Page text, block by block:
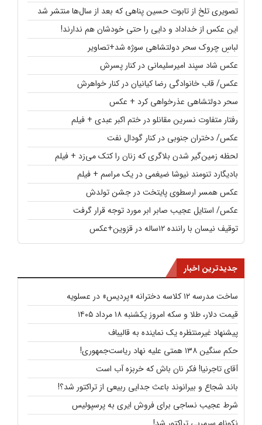
تصویری تلخ از تابوت حسین پناهی که بعد از سال‌ها منتشر شد
این عکس از خداداد و دایی را حتی خودشان هم ندارند!
لباسِ چروک سحر دولتشاهی سوژه شد+تصاویر
عکس شاد سپند امیرسلیمانی در کنار پسرش
عکس/ قاب خانوادگی رضا کیانیان در کنار خواهرش
سحر دولتشاهی عذرخواهی کرد + عکس
رفتار متفاوت نسرین مقانلو در ختم اکبر عبدی + فیلم
عکس/ دختران جنوبی در کنار گودال نفت
لحظه زمین‌گیر شدن بلاگری که زنان را کتک می‌زد + فیلم
بادیگارد تنومند نیوشا ضیغمی در یک مراسم + فیلم
عکس همسر ارسطوی پایتخت در جشن تولدش
عکس/ استایل عجیب صابر ابر مورد توجه قرار گرفت
توقیف نیسان با راننده ۱۲ساله در قزوین+عکس
جدیدترین اخبار
ساخت مدرسه ۱۲ کلاسه دخترانه «پردیس» در عسلویه
قیمت دلار، طلا و سکه امروز یکشنبه ۱۸ مرداد ۱۴۰۵
پیشنهاد غیرمنتظره یک نماینده به قالیباف
حکم سنگین ۱۳۸ همتی علیه نهاد ریاست‌جمهوری!
آقای تاجرنیا! فکر نان باش که خربزه آب است
باند شجاع و بیرانوند باعث جدایی ربیعی از تراکتور شد؟!
شرط عجیب نساجی برای فروش ایری به پرسپولیس